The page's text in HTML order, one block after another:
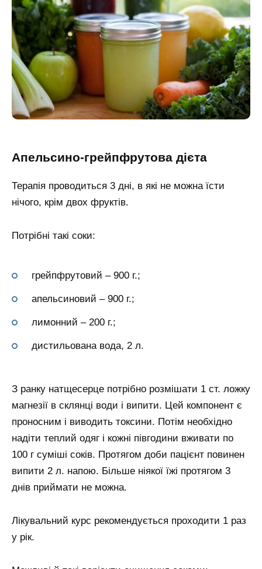
Апельсино-грейпфрутова дієта
Терапія проводиться 3 дні, в які не можна їсти
нічого, крім двох фруктів.
Потрібні такі соки:
грейпфрутовий – 900 г.;
апельсиновий – 900 г.;
лимонний – 200 г.;
дистильована вода, 2 л.
З ранку натщесерце потрібно розмішати 1 ст. ложку
магнезії в склянці води і випити. Цей компонент є
проносним і виводить токсини. Потім необхідно
надіти теплий одяг і кожні півгодини вживати по
100 г суміші соків. Протягом доби пацієнт повинен
випити 2 л. напою. Більше ніякої їжі протягом 3
днів приймати не можна.
Лікувальний курс рекомендується проходити 1 раз
у рік.